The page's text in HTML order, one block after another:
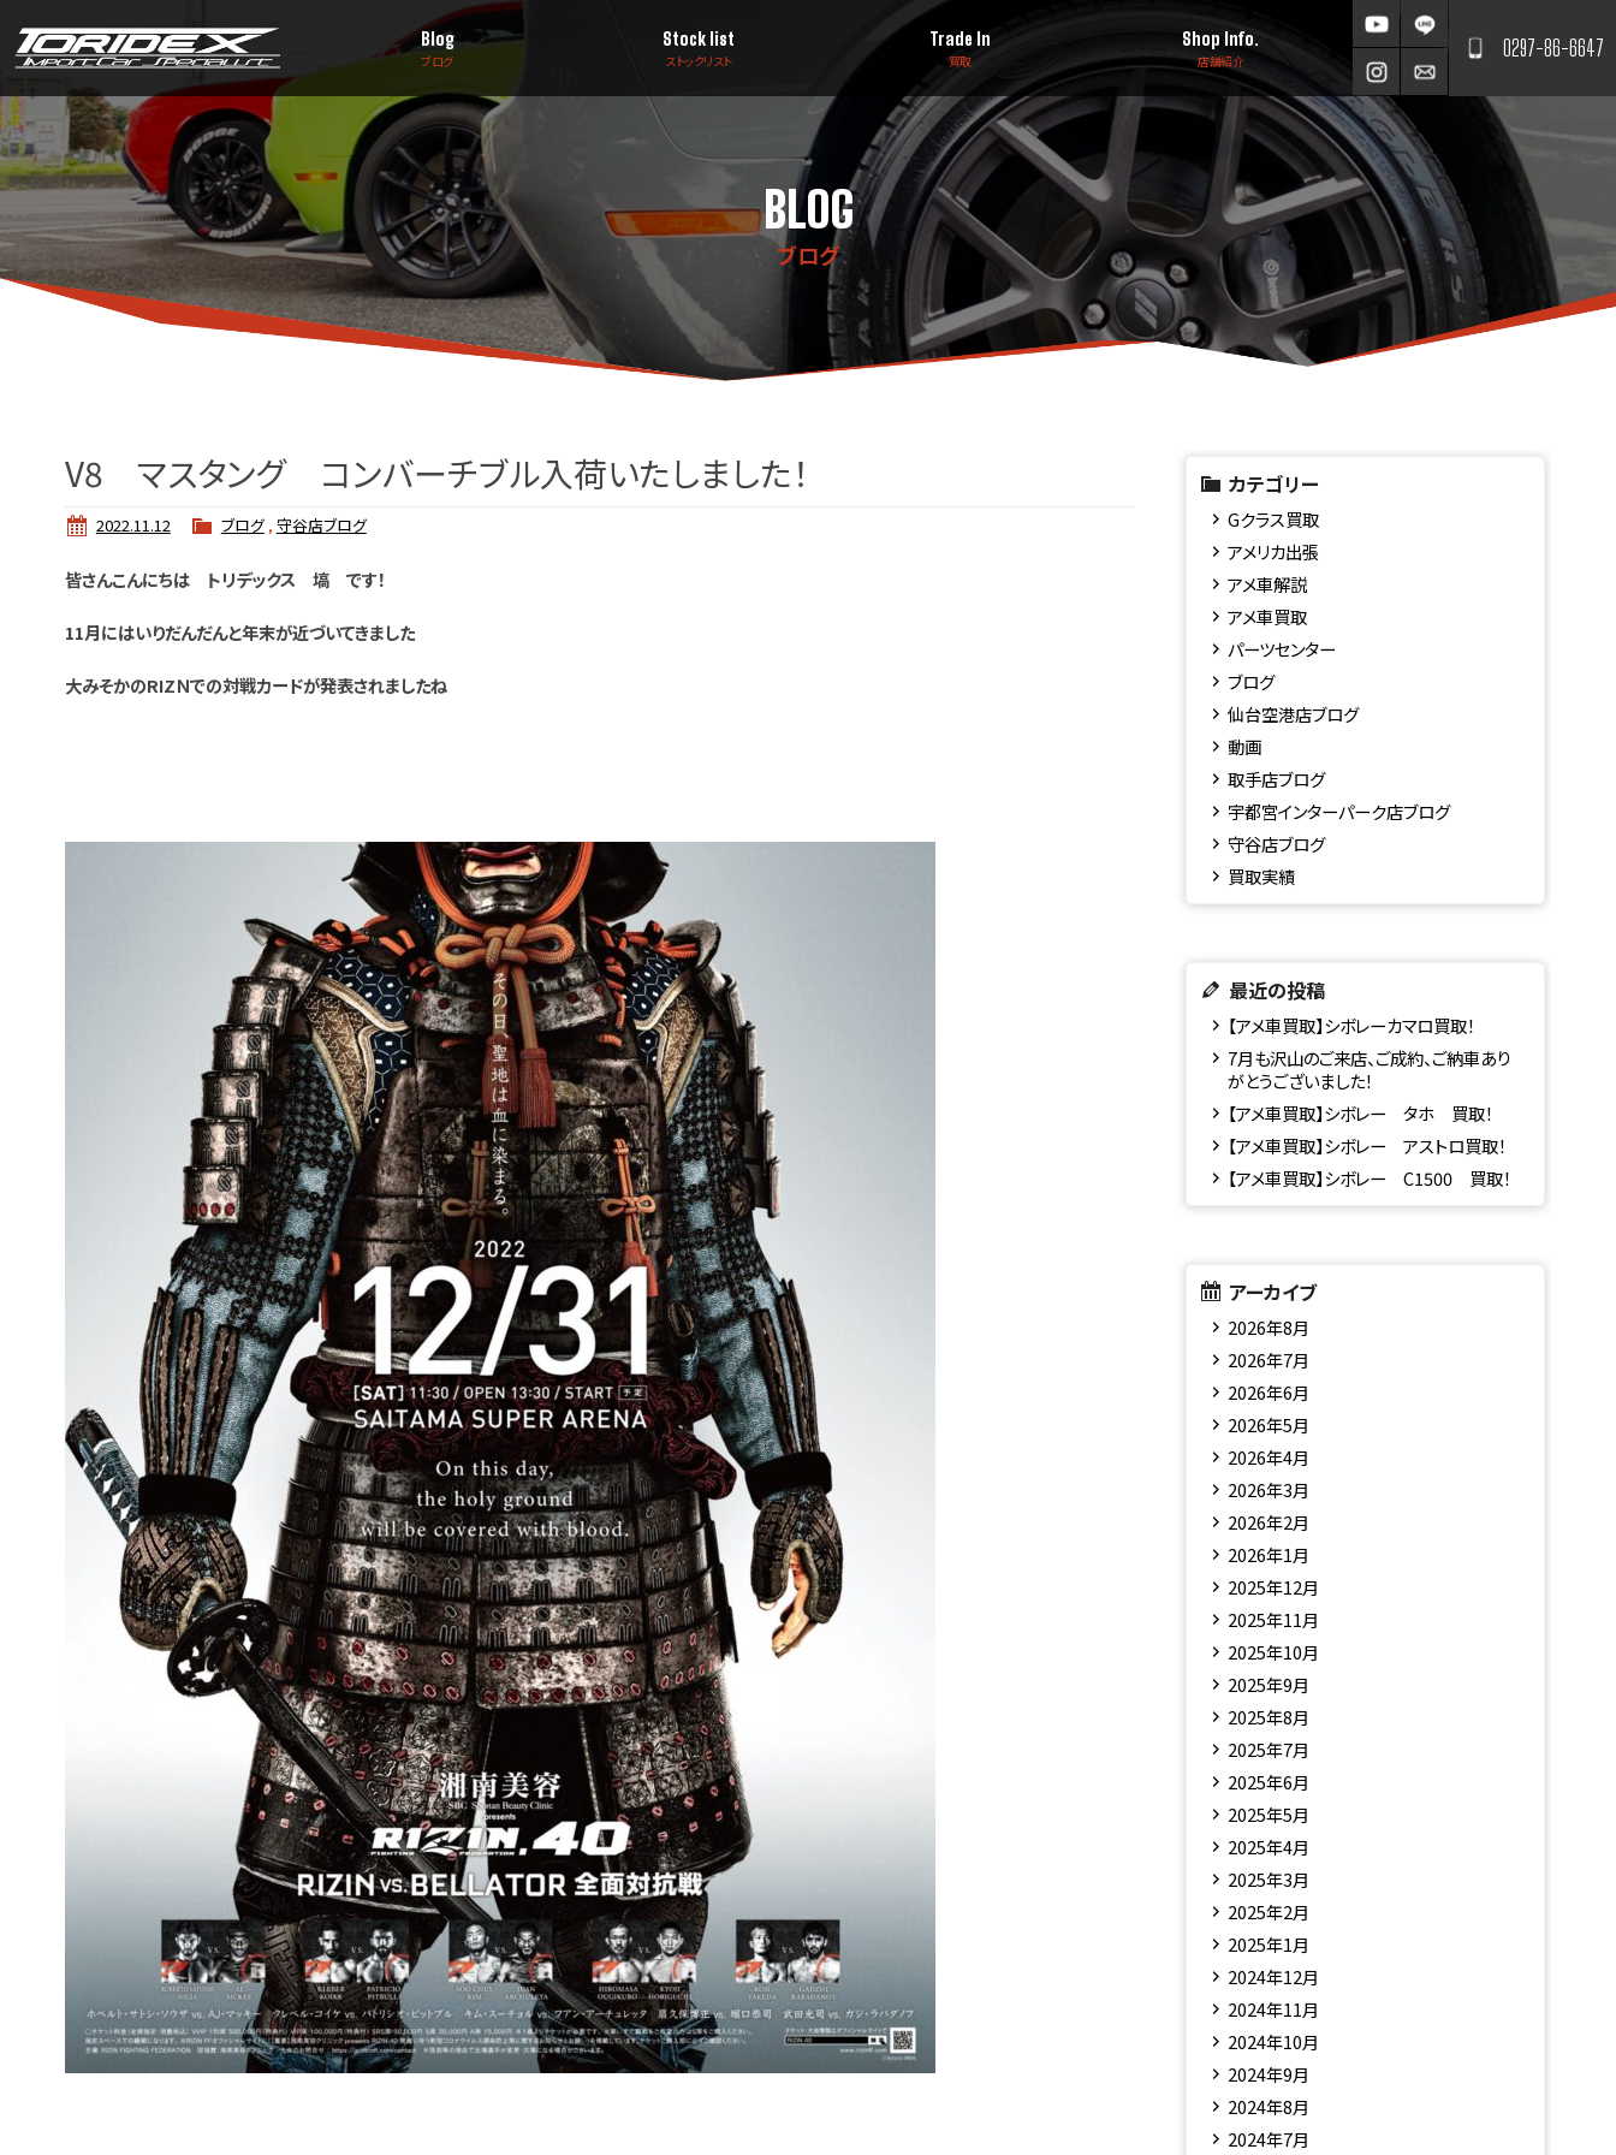
0297-86-6647
Blog
ブログ
Stock list
ストックリスト
Trade In
買取
Shop Info.
店舗紹介
BLOG
ブログ
V8 マスタング コンバーチブル入荷いたしました！
2022.11.12 ブログ, 守谷店ブログ
皆さんこんにちは トリデックス 塙 です！
11月にはいりだんだんと年末が近づいてきました
大みそかのRIZＮでの対戦カードが発表されましたね
カテゴリー
Gクラス買取
アメリカ出張
アメ車解説
アメ車買取
パーツセンター
ブログ
仙台空港店ブログ
動画
取手店ブログ
宇都宮インターパーク店ブログ
守谷店ブログ
買取実績
最近の投稿
【アメ車買取】シボレーカマロ買取！
7月も沢山のご来店、ご成約、ご納車あり
がとうございました！
【アメ車買取】シボレー タホ 買取！
【アメ車買取】シボレー アストロ買取！
【アメ車買取】シボレー C1500 買取！
アーカイブ
2026年8月
2026年7月
2026年6月
2026年5月
2026年4月
2026年3月
2026年2月
2026年1月
2025年12月
2025年11月
2025年10月
2025年9月
2025年8月
2025年7月
2025年6月
2025年5月
2025年4月
2025年3月
2025年2月
2025年1月
2024年12月
2024年11月
2024年10月
2024年9月
2024年8月
2024年7月